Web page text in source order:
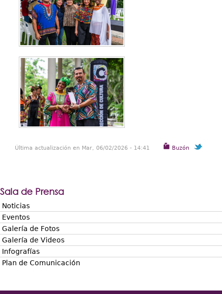
Buzón
Última actualización en Mar, 06/02/2026 - 14:41
Sala de Prensa
Noticias
Eventos
Galería de Fotos
Galería de Videos
Infografías
Plan de Comunicación